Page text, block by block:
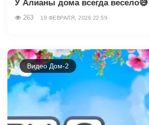
У Алианы дома всегда весело😅
263 19 ФЕВРАЛЯ, 2026 22:59
Видео Дом-2